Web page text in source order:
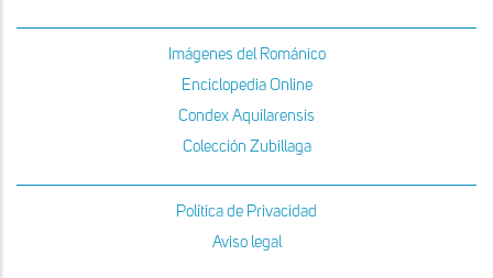
Imágenes del Románico
Enciclopedia Online
Condex Aquilarensis
Colección Zubillaga
Política de Privacidad
Aviso legal